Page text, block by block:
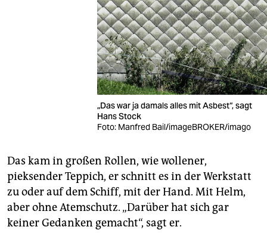
„Das war ja damals alles mit Asbest“, sagt
Hans Stock
Foto: Manfred Bail/imageBROKER/imago
Das kam in großen Rollen, wie wollener,
pieksender Teppich, er schnitt es in der Werkstatt
zu oder auf dem Schiff, mit der Hand. Mit Helm,
aber ohne Atemschutz. „Darüber hat sich gar
keiner Gedanken gemacht“, sagt er.